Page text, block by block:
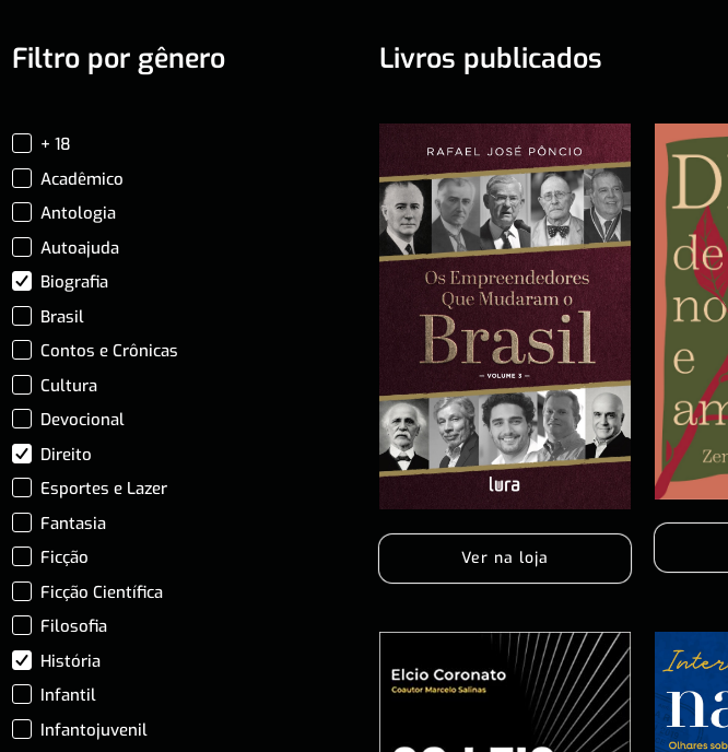
Filtro por gênero
+ 18
Acadêmico
Antologia
Autoajuda
Biografia
Brasil
Contos e Crônicas
Cultura
Devocional
Direito
Esportes e Lazer
Fantasia
Ficção
Ficção Científica
Filosofia
História
Infantil
Infantojuvenil
Livros publicados
Ver na loja